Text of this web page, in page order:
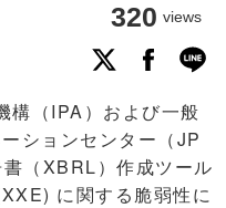
320 views
構（IPA）および一般
ションセンター（JP
（XBRL）作成ツール
に関する脆弱性に